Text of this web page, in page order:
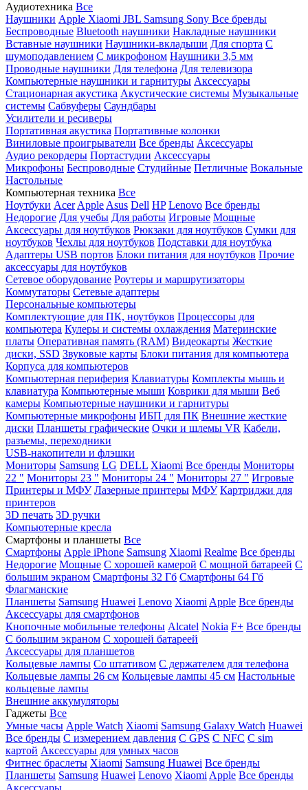
Аудиотехника Все
Наушники Apple Xiaomi JBL Samsung Sony Все бренды
Беспроводные Bluetooth наушники Накладные наушники
Вставные наушники Наушники-вкладыши Для спорта С
шумоподавлением С микрофоном Наушники 3,5 мм
Проводные наушники Для телефона Для телевизора
Компьютерные наушники и гарнитуры Аксессуары
Стационарная акустика Акустические системы Музыкальные
системы Сабвуферы Саундбары
Усилители и ресиверы
Портативная акустика Портативные колонки
Виниловые проигрыватели Все бренды Аксессуары
Аудио рекордеры Портастудии Аксессуары
Микрофоны Беспроводные Студийные Петличные Вокальные
Настольные
Компьютерная техника Все
Ноутбуки Acer Apple Asus Dell HP Lenovo Все бренды
Недорогие Для учебы Для работы Игровые Мощные
Аксессуары для ноутбуков Рюкзаки для ноутбуков Сумки для
ноутбуков Чехлы для ноутбуков Подставки для ноутбука
Адаптеры USB портов Блоки питания для ноутбуков Прочие
аксессуары для ноутбуков
Сетевое оборудование Роутеры и маршрутизаторы
Коммутаторы Сетевые адаптеры
Персональные компьютеры
Комплектующие для ПК, ноутбуков Процессоры для
компьютера Кулеры и системы охлаждения Материнские
платы Оперативная память (RAM) Видеокарты Жесткие
диски, SSD Звуковые карты Блоки питания для компьютера
Корпуса для компьютеров
Компьютерная периферия Клавиатуры Комплекты мышь и
клавиатура Компьютерные мыши Коврики для мыши Веб
камеры Компьютерные наушники и гарнитуры
Компьютерные микрофоны ИБП для ПК Внешние жесткие
диски Планшеты графические Очки и шлемы VR Кабели,
разъемы, переходники
USB-накопители и флэшки
Мониторы Samsung LG DELL Xiaomi Все бренды Мониторы
22 " Мониторы 23 " Мониторы 24 " Мониторы 27 " Игровые
Принтеры и МФУ Лазерные принтеры МФУ Картриджи для
принтеров
3D печать 3D ручки
Компьютерные кресла
Смартфоны и планшеты Все
Смартфоны Apple iPhone Samsung Xiaomi Realme Все бренды
Недорогие Мощные С хорошей камерой С мощной батареей С
большим экраном Смартфоны 32 Гб Смартфоны 64 Гб
Флагманские
Планшеты Samsung Huawei Lenovo Xiaomi Apple Все бренды
Аксессуары для смартфонов
Кнопочные мобильные телефоны Alcatel Nokia F+ Все бренды
С большим экраном С хорошей батареей
Аксессуары для планшетов
Кольцевые лампы Со штативом C держателем для телефона
Кольцевые лампы 26 см Кольцевые лампы 45 см Настольные
кольцевые лампы
Внешние аккумуляторы
Гаджеты Все
Умные часы Apple Watch Xiaomi Samsung Galaxy Watch Huawei
Все бренды C измерением давления C GPS C NFC C sim
картой Аксессуары для умных часов
Фитнес браслеты Xiaomi Samsung Huawei Все бренды
Планшеты Samsung Huawei Lenovo Xiaomi Apple Все бренды
Аксессуары